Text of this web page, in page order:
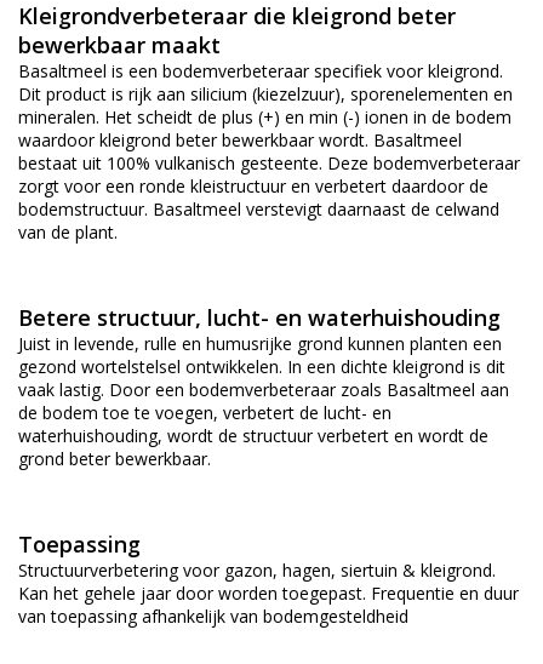
Kleigrondverbeteraar die kleigrond beter
bewerkbaar maakt
Basaltmeel is een bodemverbeteraar specifiek voor kleigrond.
Dit product is rijk aan silicium (kiezelzuur), sporenelementen en
mineralen. Het scheidt de plus (+) en min (-) ionen in de bodem
waardoor kleigrond beter bewerkbaar wordt. Basaltmeel
bestaat uit 100% vulkanisch gesteente. Deze bodemverbeteraar
zorgt voor een ronde kleistructuur en verbetert daardoor de
bodemstructuur. Basaltmeel verstevigt daarnaast de celwand
van de plant.
Betere structuur, lucht- en waterhuishouding
Juist in levende, rulle en humusrijke grond kunnen planten een
gezond wortelstelsel ontwikkelen. In een dichte kleigrond is dit
vaak lastig. Door een bodemverbeteraar zoals Basaltmeel aan
de bodem toe te voegen, verbetert de lucht- en
waterhuishouding, wordt de structuur verbetert en wordt de
grond beter bewerkbaar.
Toepassing
Structuurverbetering voor gazon, hagen, siertuin & kleigrond.
Kan het gehele jaar door worden toegepast. Frequentie en duur
van toepassing afhankelijk van bodemgesteldheid